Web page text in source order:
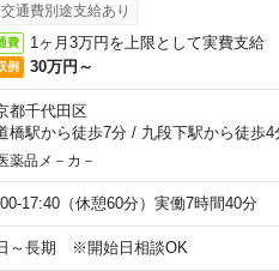
交通費別途支給あり
費 1ヶ月3万円を上限として実費支給
例 30万円～
都千代田区
橋駅から徒歩7分/ 九段下駅から徒歩4
薬品メ－カ－
17:40（休憩60分）実働7時間40分
～長期 ※開始日相談OK